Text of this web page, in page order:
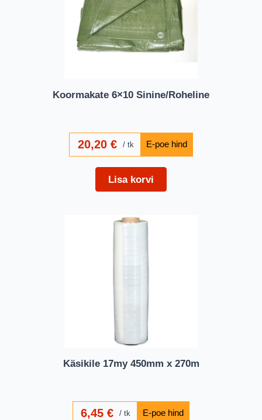
Koormakate 6×10 Sinine/Roheline
20,20 € tk
Lisa korvi
Käsikile 17my 450mm x 270m
6,45€ tk